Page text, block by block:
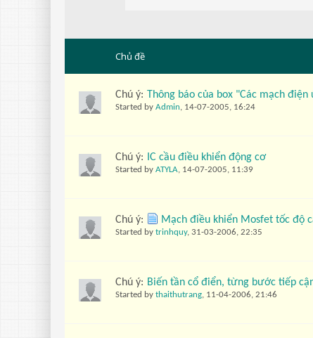
Chủ đề
Chú ý: Thông báo của box "Các mạch điện
Started by Admin, 14-07-2005, 16:24
Chú ý: IC cầu điều khiển động cơ
Started by ATYLA, 14-07-2005, 11:39
Chú ý: Mạch điều khiển Mosfet tốc độ
Started by trinhquy, 31-03-2006, 22:35
Chú ý: Biến tần cổ điển, từng bước tiếp
Started by thaithutrang, 11-04-2006, 21:46